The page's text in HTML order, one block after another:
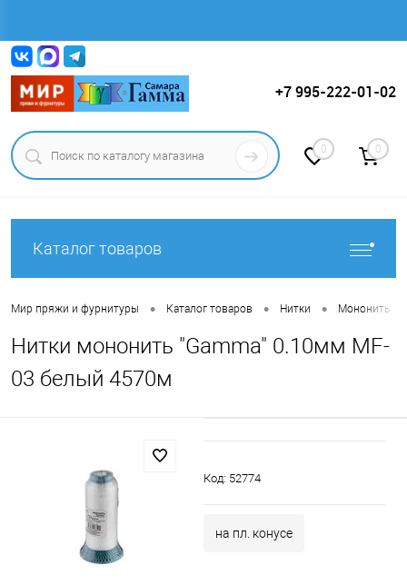
+7 995-222-01-02
0 0
Каталог товаров
Мир пряжи и фурнитуры • Каталог товаров • Нитки • Мононить
Нитки мононить "Gamma" 0.10мм MF-
03 белый 4570м
Код: 52774
на пл. конусе